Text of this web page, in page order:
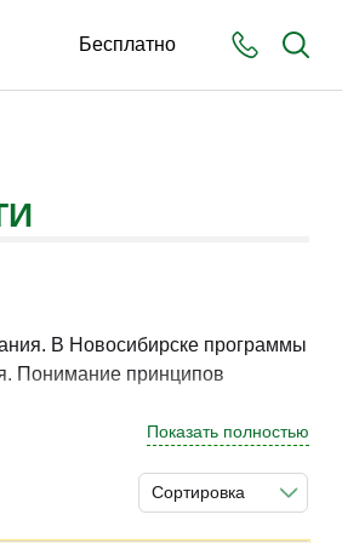
Бесплатно
В Новосибирске программы
Понимание принципов
навыков в реальных условиях.
Показать полностью
Сортировка